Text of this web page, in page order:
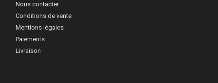
Nous contacter
Conditions de vente
Mentions légales
Paiements
Livraison